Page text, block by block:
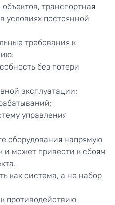
транспортная
условиях постоянной
требования к
без потери
эксплуатации;
управления
оборудования напрямую
и может привести к сбоям
как система, а не набор
противодействию